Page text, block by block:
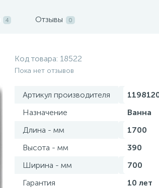
4 Отзывы 0
Код товара: 18522
Пока нет отзывов
Артикул производителя
Назначение
Ванна
Длина - мм
1700
Высота - мм
390
Ширина - мм
700
Гарантия
10 лет